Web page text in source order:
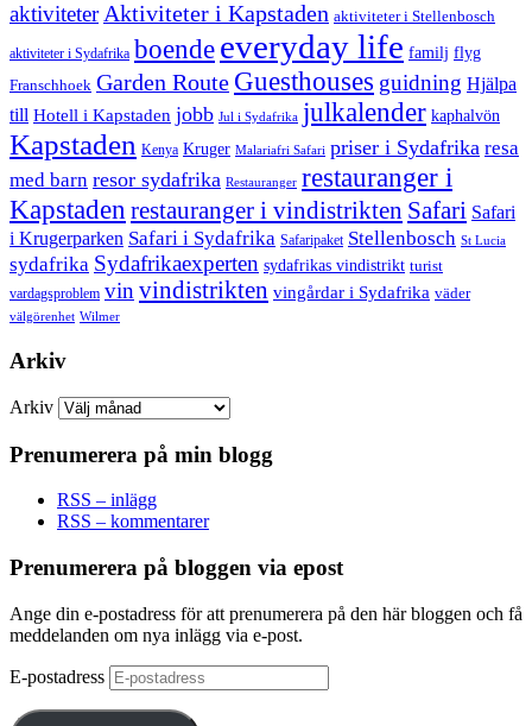
aktiviteterAktiviteter i Kapstaden aktiviteter i Stellenbosch
aktiviteter i Sydafrika boende everyday life familj flyg
Franschhoek Garden Route Guesthouses guidning Hjälpa
till Hotell i Kapstaden jobb Jul i Sydafrika julkalender kaphalvön
Kapstaden Kenya Kruger Malariafri Safari priser i Sydafrika resa
med barn resor sydafrika Restauranger restauranger i
Kapstaden restauranger i vindistrikten Safari Safari
i Krugerparken Safari i Sydafrika Safaripaket Stellenbosch St Lucia
sydafrika Sydafrikaexperten sydafrikas vindistrikt turist
vardagsproblem vinvindistrikten vingårdar i Sydafrika väder
välgörenhet Wilmer
Arkiv
Arkiv
Prenumerera på min blogg
RSS – inlägg
RSS – kommentarer
Prenumerera på bloggen via epost
Ange din e-postadress för att prenumerera på den här bloggen och få
meddelanden om nya inlägg via e-post.
E-postadress